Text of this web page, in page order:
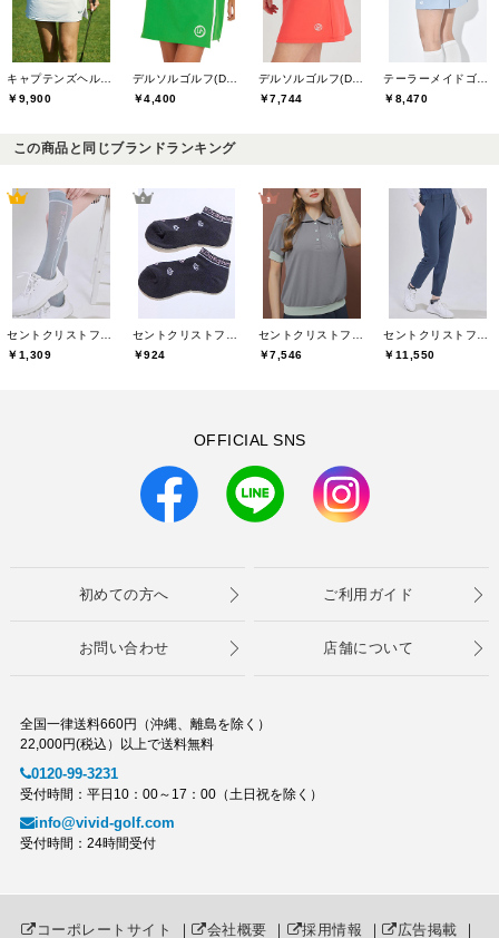
￥9,900
￥4,400
￥7,744
￥8,470
この商品と同じブランドランキング
￥1,309
￥924
￥7,546
￥11,550
OFFICIAL SNS
初めての方へ ご利用ガイド
お問い合わせ 店舗について
全国一律送料660円（沖縄、離島を除く）
22,000円(税込）以上で送料無料
0120-99-3231
受付時間：平日10：00～17：00（土日祝を除く）
info@vivid-golf.com
受付時間：24時間受付
コーポレートサイト ｜ 会社概要 ｜ 採用情報 ｜ 広告掲載 ｜